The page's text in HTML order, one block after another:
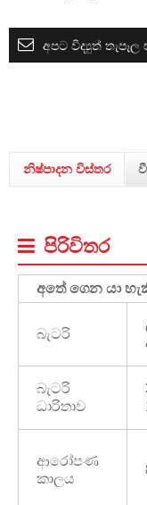
අපට විද්‍යුත්
නිෂ්පාදන විස්තර
පිරිවිතර
අතේ ගෙන යා
බැටරි
බැටරි
ධාරිතාව
ආරෝපණ
කාලය